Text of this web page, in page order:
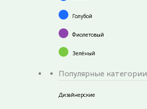
Голубой
Фиолетовый
Зелёный
Популярные категории
Дизайнерские